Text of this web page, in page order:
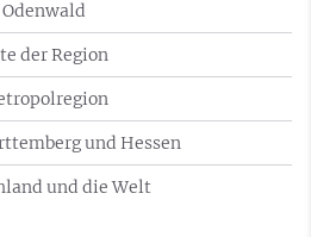
Odenwald
der Region
und Hessen
und die Welt